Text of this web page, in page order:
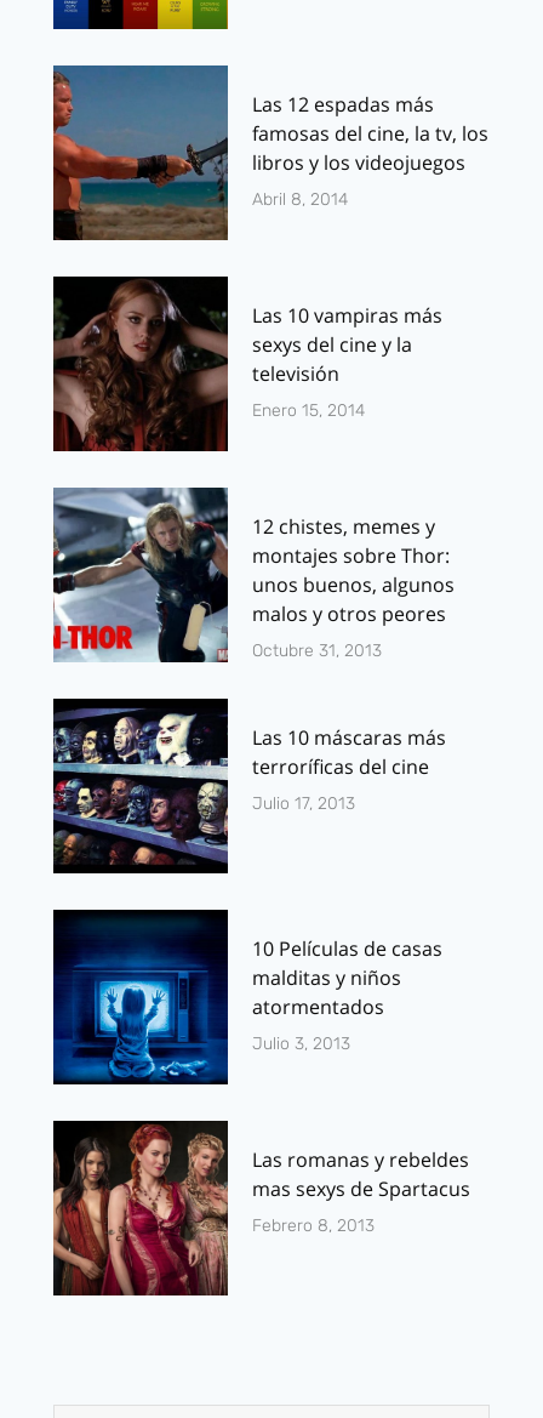
Las 12 espadas más
famosas del cine, la tv, los
libros y los videojuegos
Abril 8, 2014
Las 10 vampiras más
sexys del cine y la
televisión
Enero 15, 2014
12 chistes, memes y
montajes sobre Thor:
unos buenos, algunos
malos y otros peores
Octubre 31, 2013
Las 10 máscaras más
terroríficas del cine
Julio 17, 2013
10 Películas de casas
malditas y niños
atormentados
Julio 3, 2013
Las romanas y rebeldes
mas sexys de Spartacus
Febrero 8, 2013